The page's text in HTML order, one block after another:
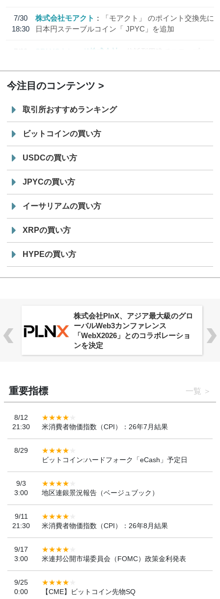
7/30
18:30
株式会社モアクト
「モアクト」 のポイント交換先に
日本円ステーブルコイン「 JPYC」を追加
7/29
SBI VCトレード株式会社
信託型円建てステーブル
今注目のコンテンツ
取引所おすすめランキング
ビットコインの買い方
USDCの買い方
JPYCの買い方
イーサリアムの買い方
XRPの買い方
HYPEの買い方
株式会社PlnX、アジア最大級のグロ
ーバルWeb3カンファレンス
「WebX2026」とのコラボレーショ
ンを決定
重要指標 一覧
8/12
21:30
米消費者物価指数（CPI）：26年7月結果
8/29
ビットコイン:ハードフォーク「eCash」予定日
9/3
3:00
地区連銀景況報告（ベージュブック）
9/11
21:30
米消費者物価指数（CPI）：26年8月結果
9/17
3:00
米連邦公開市場委員会（FOMC）政策金利発表
9/25
0:00
【CME】ビットコイン先物SQ